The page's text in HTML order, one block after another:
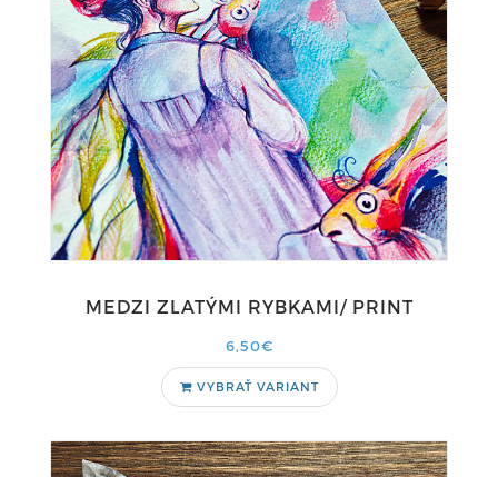
MEDZI ZLATÝMI RYBKAMI/ PRINT
6,50€
VYBRAŤ VARIANT